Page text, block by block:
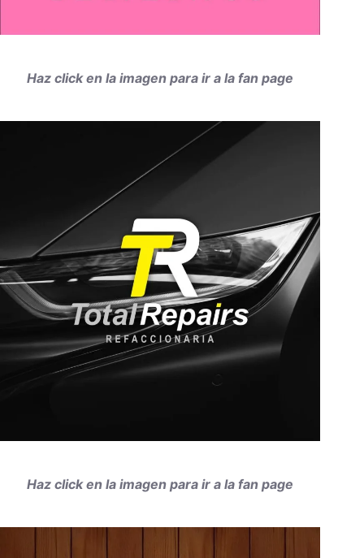
Haz click en la imagen para ir a la fan page
Haz click en la imagen para ir a la fan page